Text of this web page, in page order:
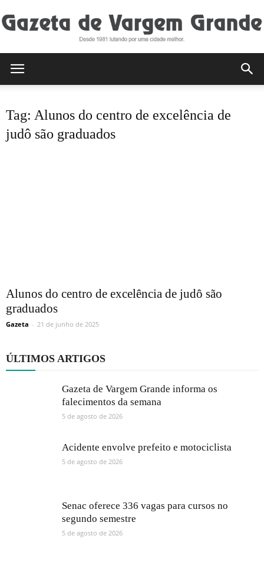
Tag: Alunos do centro de excelência de
judô são graduados
Alunos do centro de excelência de judô são
graduados
Gazeta - 21 de junho de 2025
ÚLTIMOS ARTIGOS
Gazeta de Vargem Grande informa os
falecimentos da semana
5 de agosto de 2026
Acidente envolve prefeito e motociclista
5 de agosto de 2026
Senac oferece 336 vagas para cursos no
segundo semestre
5 de agosto de 2026